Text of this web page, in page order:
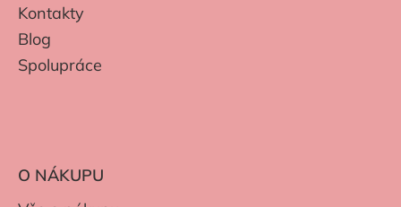
Kontakty
Blog
Spolupráce
O NÁKUPU